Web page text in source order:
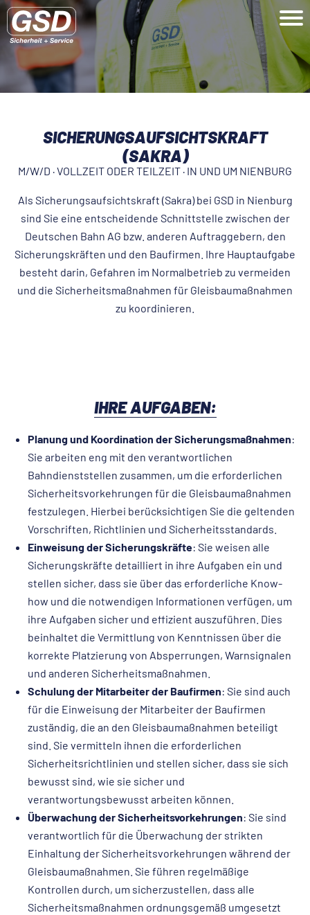
SICHERUNGSAUFSICHTSKRAFT
(SAKRA)
M/W/D · VOLLZEIT ODER TEILZEIT · IN UND UM NIENBURG
Als Sicherungsaufsichtskraft (Sakra) bei GSD in Nienburg
sind Sie eine entscheidende Schnittstelle zwischen der
Deutschen Bahn AG bzw. anderen Auftraggebern, den
Sicherungskräften und den Baufirmen. Ihre Hauptaufgabe
besteht darin, Gefahren im Normalbetrieb zu vermeiden
und die Sicherheitsmaßnahmen für Gleisbaumaßnahmen
zu koordinieren.
IHRE AUFGABEN:
Planung und Koordination der Sicherungsmaßnahmen:
Sie arbeiten eng mit den verantwortlichen
Bahndienststellen zusammen, um die erforderlichen
Sicherheitsvorkehrungen für die Gleisbaumaßnahmen
festzulegen. Hierbei berücksichtigen Sie die geltenden
Vorschriften, Richtlinien und Sicherheitsstandards.
Einweisung der Sicherungskräfte: Sie weisen alle
Sicherungskräfte detailliert in ihre Aufgaben ein und
stellen sicher, dass sie über das erforderliche Know-
how und die notwendigen Informationen verfügen, um
ihre Aufgaben sicher und effizient auszuführen. Dies
beinhaltet die Vermittlung von Kenntnissen über die
korrekte Platzierung von Absperrungen, Warnsignalen
und anderen Sicherheitsmaßnahmen.
Schulung der Mitarbeiter der Baufirmen: Sie sind auch
für die Einweisung der Mitarbeiter der Baufirmen
zuständig, die an den Gleisbaumaßnahmen beteiligt
sind. Sie vermitteln ihnen die erforderlichen
Sicherheitsrichtlinien und stellen sicher, dass sie sich
bewusst sind, wie sie sicher und
verantwortungsbewusst arbeiten können.
Überwachung der Sicherheitsvorkehrungen: Sie sind
verantwortlich für die Überwachung der strikten
Einhaltung der Sicherheitsvorkehrungen während der
Gleisbaumaßnahmen. Sie führen regelmäßige
Kontrollen durch, um sicherzustellen, dass alle
Sicherheitsmaßnahmen ordnungsgemäß umgesetzt